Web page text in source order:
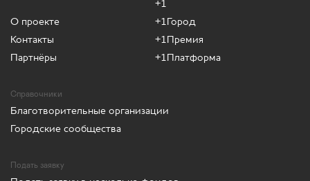
О проекте
Контакты
Партнёры
+1
+1Город
+1Премия
+1Платформа
Справочники
Благотворительные организации
Городские сообщества
Подать заявку